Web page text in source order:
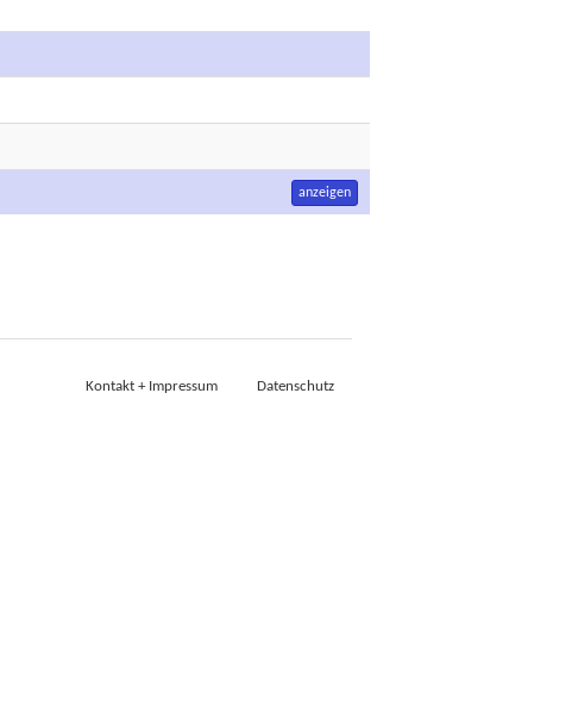
anzeigen
Kontakt + Impressum
Datenschutz